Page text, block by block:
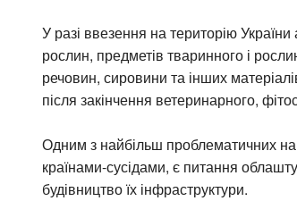
У разі ввезення на територію
рослин, предметів тваринного і
речовин, сировини та інших
після закінчення ветеринарного,
Одним з найбільш проблематичних
країнами-сусідами, є питання
будівництво їх інфраструктури.